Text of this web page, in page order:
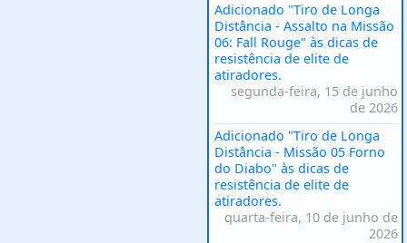
Adicionado "Tiro de Longa
Distância - Assalto na Missão
06: Fall Rouge" às dicas de
resistência de elite de
atiradores.
segunda-feira, 15 de junho
de 2026
Adicionado "Tiro de Longa
Distância - Missão 05 Forno
do Diabo" às dicas de
resistência de elite de
atiradores.
quarta-feira, 10 de junho de
2026